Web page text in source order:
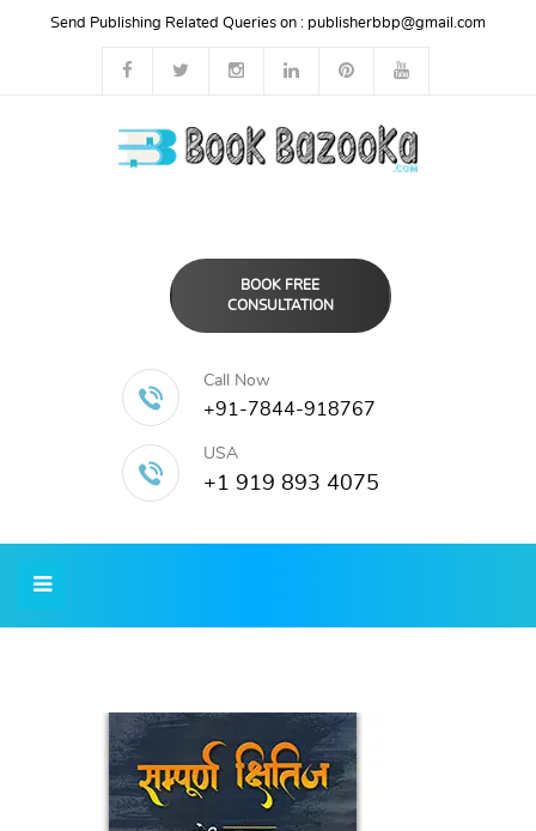
Send Publishing Related Queries on : publisherbbp@gmail.com
BOOK FREE
CONSULTATION
Call Now
+91-7844-918767
USA
+1 919 893 4075